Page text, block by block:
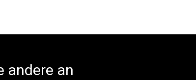
andere an